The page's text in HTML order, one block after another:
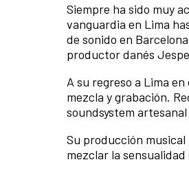
Siempre ha sido muy
vanguardia en Lima
de sonido en
productor danés
A su regreso a Lima
mezcla y grabación.
soundsystem
Su producción
mezclar la